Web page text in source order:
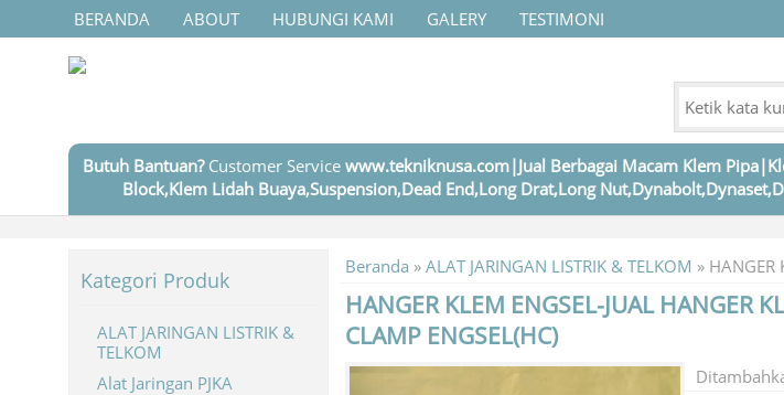
BERANDA ABOUT HUBUNGI KAMI GALERY
TESTIMONI
Butuh Bantuan?Customer Service www.tekniknusa.com|Jual Berbagai Macam Klem
Block,Klem Lidah Buaya,Suspension,Dead End,Long Drat,Long
Beranda » ALAT JARINGAN LISTRIK & TELKOM » HANGER
HANGER KLEM ENGSEL-JUAL HANGER
CLAMP ENGSEL(HC)
Kategori Produk
ALAT JARINGAN LISTRIK &
TELKOM
Alat Jaringan PJKA